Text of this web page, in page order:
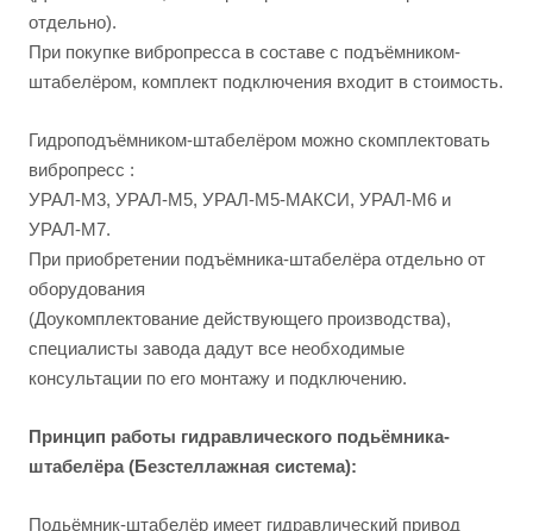
отдельно).
При покупке вибропресса в составе с подъёмником-
штабелёром, комплект подключения входит в стоимость.
Гидроподъёмником-штабелёром можно скомплектовать
вибропресс :
УРАЛ-М3, УРАЛ-М5, УРАЛ-М5-МАКСИ, УРАЛ-М6 и
УРАЛ-М7.
При приобретении подъёмника-штабелёра отдельно от
оборудования
(Доукомплектование действующего производства),
специалисты завода дадут все необходимые
консультации по его монтажу и подключению.
Принцип работы гидравлического подьёмника-
штабелёра (Безстеллажная система):
Подьёмник-штабелёр имеет гидравлический привод